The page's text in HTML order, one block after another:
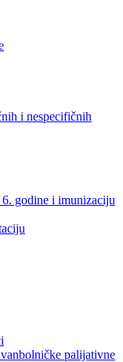
i nespecifičnih
6. godine i imunizaciju
palijativne